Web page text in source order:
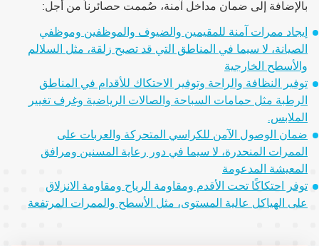
بالإضافة إلى ضمان مداخل آمنة، صُممت حصائرناً من أجل:
إيجاد ممرات آمنة للمقيمين والضيوف والموظفين وموظفي
الصيانة، لا سيما في المناطق التي قد تصبح زلقة، مثل السلالم
والأسطح الخارجية
توفير النظافة والراحة وتوفير الاحتكاك للأقدام في المناطق
الرطبة مثل حمامات السباحة والصالات الرياضية وغرف تغيير
الملابس.
ضمان الوصول الآمن للكراسي المتحركة والعربات على
الممرات المنحدرة، لا سيما في دور رعاية المسنين ومرافق
المعيشة المدعومة
توفر احتكاكًا تحت الأقدم ومقاومة الرياح ومقاومة الانزلاق
على الهياكل عالية المستوى، مثل الأسطح والممرات المرتفعة